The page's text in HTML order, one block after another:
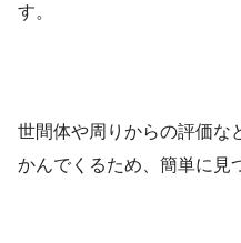
す。
世間体や周りからの評価な
かんでくるため、簡単に見